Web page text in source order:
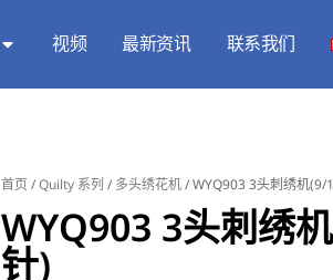
视频 最新资讯 联系我们
首页 /Quilty 系列 / 多头绣花机/ WYQ903 3头刺绣机(9/
WYQ903 3头刺绣
针)